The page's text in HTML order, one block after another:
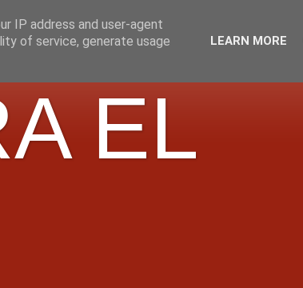
EL
IP address and user-agent
of service, generate usage
LEARN MORE